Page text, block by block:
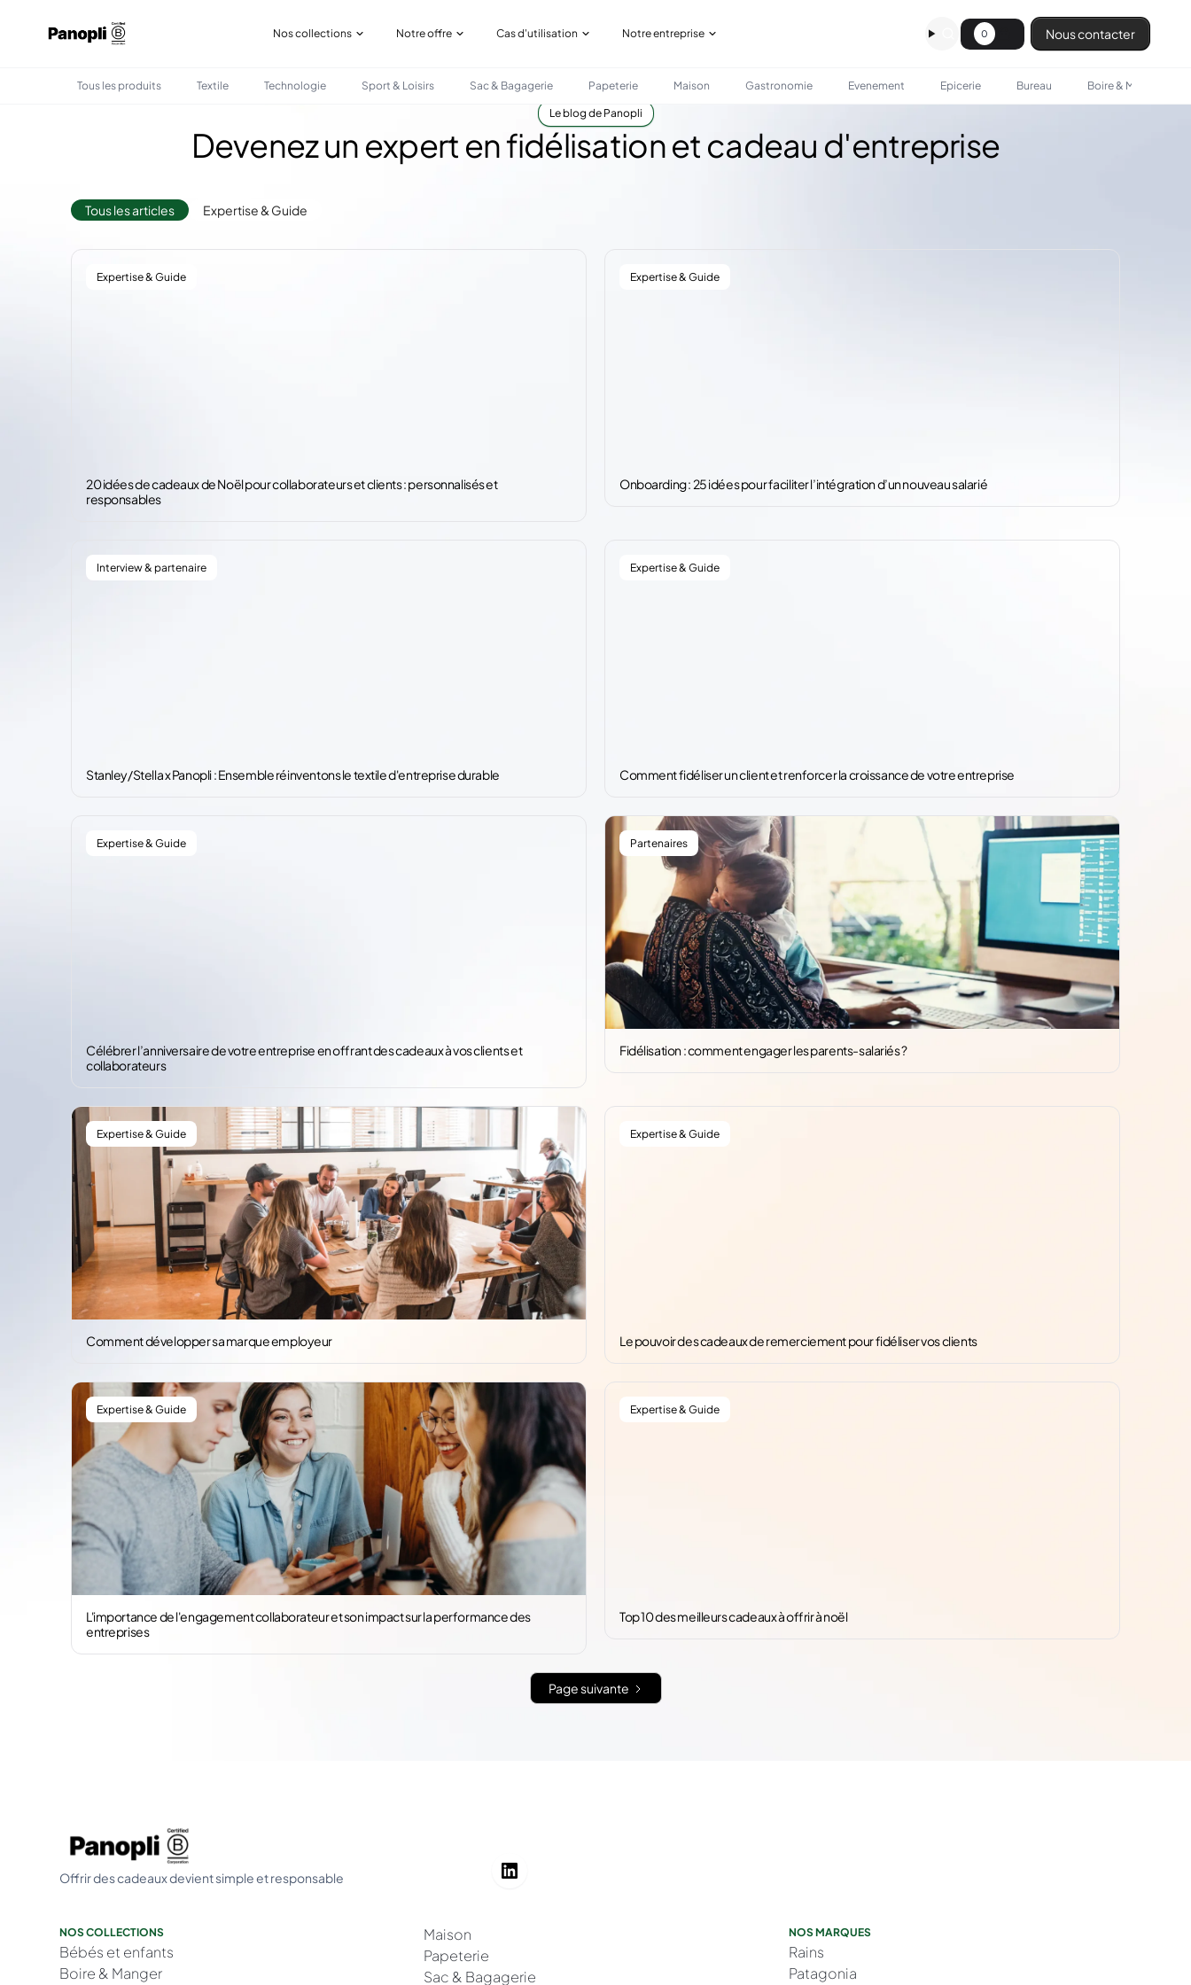
Nos collections Notre offre Cas d'utilisation Notre entreprise 0 Nous contacter
Tous les produits Textile Technologie Sport & Loisirs Sac & Bagagerie Papeterie Maison Gastronomie Evenement Epicerie Bureau Boire & Manger
Le blog de Panopli
Devenez un expert en fidélisation et cadeau d'entreprise
Tous les articles Expertise & Guide
Expertise & Guide
20 idées de cadeaux de Noël pour collaborateurs et clients : personnalisés et
responsables
Expertise & Guide
Onboarding : 25 idées pour faciliter l’intégration d’un nouveau salarié
Interview & partenaire
Stanley/Stella x Panopli : Ensemble réinventons le textile d'entreprise durable
Expertise & Guide
Comment fidéliser un client et renforcer la croissance de votre entreprise
Expertise & Guide
Célébrer l’anniversaire de votre entreprise en offrant des cadeaux à vos clients et
collaborateurs
Partenaires
Fidélisation : comment engager les parents-salariés ?
Expertise & Guide
Comment développer sa marque employeur
Expertise & Guide
Le pouvoir des cadeaux de remerciement pour fidéliser vos clients
Expertise & Guide
L'importance de l'engagement collaborateur et son impact sur la performance des
entreprises
Expertise & Guide
Top 10 des meilleurs cadeaux à offrir à noël
Page suivante
Offrir des cadeaux devient simple et responsable
NOS COLLECTIONS
Bébés et enfants
Boire & Manger
Maison
Papeterie
Sac & Bagagerie
NOS MARQUES
Rains
Patagonia